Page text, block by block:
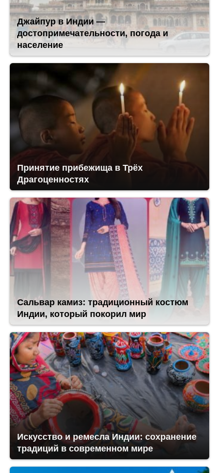
Джайпур в Индии —
достопримечательности, погода и
население
Принятие прибежища в Трёх
Драгоценностях
Сальвар камиз: традиционный костюм
Индии, который покорил мир
Искусство и ремесла Индии: сохранение
традиций в современном мире